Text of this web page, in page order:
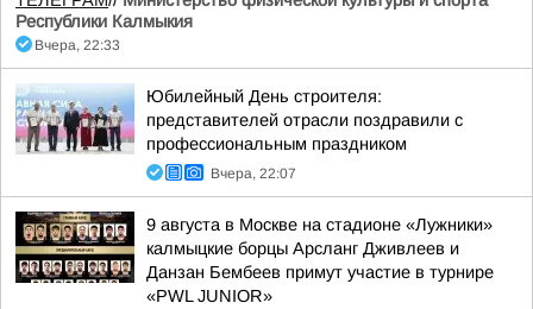
Республики Калмыкия
Вчера, 22:33
Юбилейный День строителя:
представителей отрасли поздравили с
профессиональным праздником
Вчера, 22:07
9 августа в Москве на стадионе «Лужники»
калмыцкие борцы Арсланг Дживлеев и
Данзан Бембеев примут участие в турнире
«PWL JUNIOR»